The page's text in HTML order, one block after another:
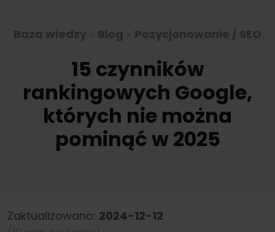
Baza wiedzy Blog Pozycjonowanie / SEO
15 czynników
rankingowych Google,
których nie można
pominąć w 2025
Zaktualizowano: 2024-12-12